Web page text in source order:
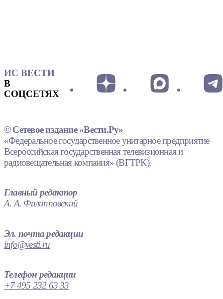
ИС ВЕСТИ
В
СОЦСЕТЯХ
© Сетевое издание «Вести.Ру»
«Федеральное государственное унитарное предприятие
Всероссийская государственная телевизионная и
радиовещательная компания» (ВГТРК).
Главный редактор
А. А. Филипповский
Эл. почта редакции
info@vesti.ru
Телефон редакции
+7 495 232 63 33